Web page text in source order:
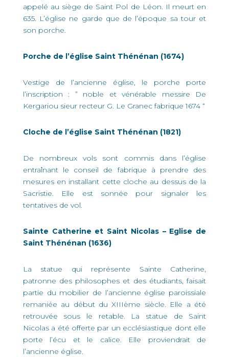
appelé au siège de Saint Pol de Léon. Il meurt en
635. L’église ne garde que de l’époque sa tour et
son porche.
Porche de l’église Saint Thénénan (1674)
Vestige de l’ancienne église, le porche porte
l’inscription : ” noble et vénérable messire De
Kergariou sieur recteur G. Le Granec fabrique 1674 “
Cloche de l’église Saint Thénénan (1821)
De nombreux vols sont commis dans l’église
entraînant le conseil de fabrique à prendre des
mesures en installant cette cloche au dessus de la
Sacristie. Elle est sonnée pour signaler les
tentatives de vol.
Sainte Catherine et Saint Nicolas – Eglise de
Saint Thénénan (1636)
La statue qui représente Sainte Catherine,
patronne des philosophes et des étudiants, faisait
partie du mobilier de l’ancienne église paroissiale
remaniée au début du XIIIème siècle. Elle a été
retrouvée sous le retable. La statue de Saint
Nicolas a été offerte par un ecclésiastique dont elle
porte l’écu et le calice. Elle proviendrait de
l’ancienne église.